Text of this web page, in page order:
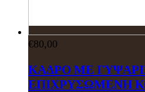
€80,00
ΚΑΔΡΟ ΜΕ
ΕΠΙΧΡΥΣΩΜΕΝΗ